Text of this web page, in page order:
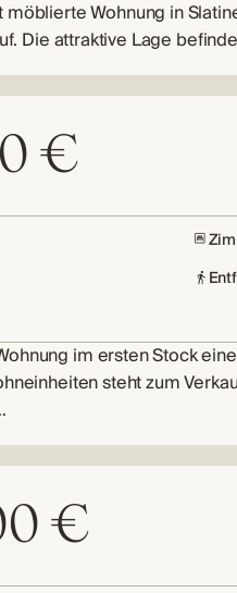
Wohnung in
Die attraktive Lage
€
im ersten Stock
steht zum
€